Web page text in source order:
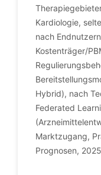
Kardiologie,
nach
Kostenträger/
Hybrid), nach
Federated
Marktzugang,
Prognosen,